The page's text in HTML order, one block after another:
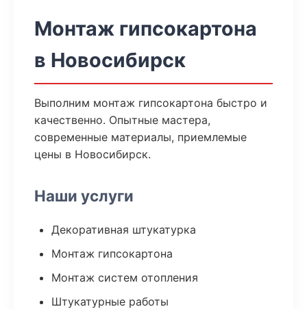
Монтаж гипсокартона
в Новосибирск
Выполним монтаж гипсокартона быстро и
качественно. Опытные мастера,
современные материалы, приемлемые
цены в Новосибирск.
Наши услуги
Декоративная штукатурка
Монтаж гипсокартона
Монтаж систем отопления
Штукатурные работы